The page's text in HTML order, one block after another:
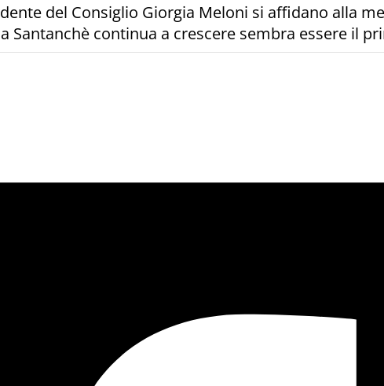
del Consiglio Giorgia Meloni si affidano alla
continua a crescere sembra essere il